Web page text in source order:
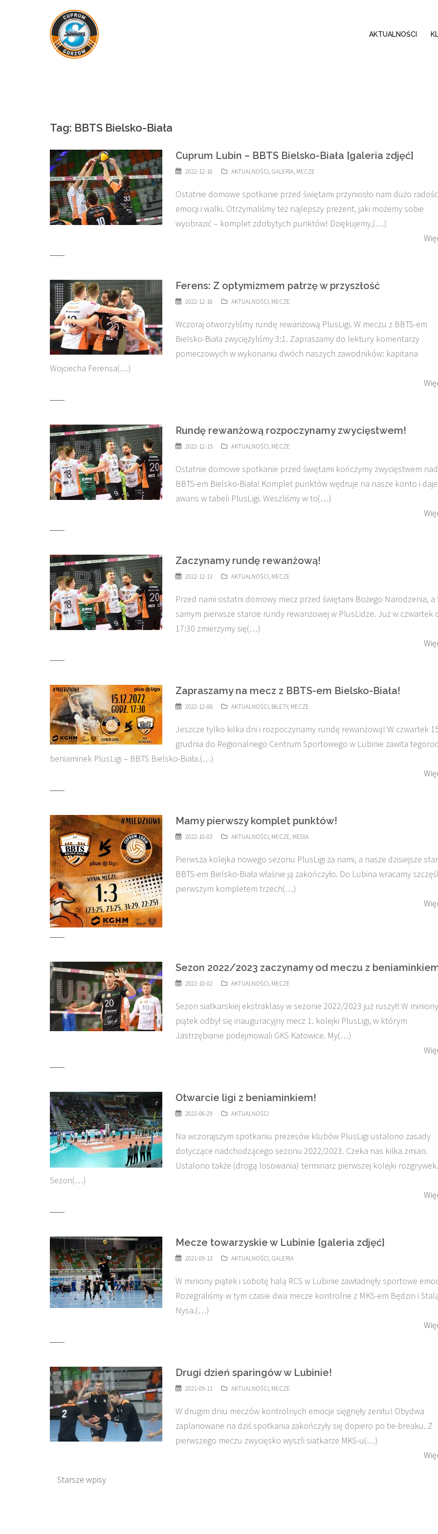
AKTUALNOŚCI
Tag: BBTS Bielsko-Biała
Cuprum Lubin – BBTS Bielsko-Biała [galeria zdjęć]
2022-12-16 AKTUALNOŚCI, GALERIA, MECZE
Ostatnie domowe spotkanie przed świętami przyniosło nam dużo
emocji i walki. Otrzymaliśmy też najlepszy prezent, jaki możemy sobie
wyobrazić – komplet zdobytych punktów! Dziękujemy,(…)
Ferens: Z optymizmem patrzę w przyszłość
2022-12-16 AKTUALNOŚCI, MECZE
Wczoraj otworzyliśmy rundę rewanżową PlusLigi. W meczu z BBTS-em
Bielsko-Biała zwyciężyliśmy 3:1. Zapraszamy do lektury komentarzy
pomeczowych w wykonaniu dwóch naszych zawodników: kapitana
Wojciecha Ferensa(…)
Rundę rewanżową rozpoczynamy zwycięstwem!
2022-12-15 AKTUALNOŚCI, MECZE
Ostatnie domowe spotkanie przed świętami kończymy zwycięstwem nad
BBTS-em Bielsko-Biała! Komplet punktów wędruje na nasze konto i daje
awans w tabeli PlusLigi. Weszliśmy w to(…)
Zaczynamy rundę rewanżową!
2022-12-13 AKTUALNOŚCI, MECZE
Przed nami ostatni domowy mecz przed świętami Bożego Narodzenia, a
samym pierwsze starcie rundy rewanżowej w PlusLidze. Już w czwartek
17:30 zmierzymy się(…)
Zapraszamy na mecz z BBTS-em Bielsko-Biała!
2022-12-08 AKTUALNOŚCI, BILETY, MECZE
Jeszcze tylko kilka dni i rozpoczynamy rundę rewanżową! W czwartek
grudnia do Regionalnego Centrum Sportowego w Lubinie zawita
beniaminek PlusLigi – BBTS Bielsko-Biała.(…)
Mamy pierwszy komplet punktów!
2022-10-03 AKTUALNOŚCI, MECZE, MEDIA
Pierwsza kolejka nowego sezonu PlusLigi za nami, a nasze dzisiejsze
BBTS-em Bielsko-Biała właśnie ją zakończyło. Do Lubina wracamy
pierwszym kompletem trzech(…)
Sezon 2022/2023 zaczynamy od meczu z
2022-10-02 AKTUALNOŚCI, MECZE
Sezon siatkarskiej ekstraklasy w sezonie 2022/2023 już ruszył! W miniony
piątek odbył się inauguracyjny mecz 1. kolejki PlusLigi, w którym
Jastrzębianie podejmowali GKS Katowice. My(…)
Otwarcie ligi z beniaminkiem!
2022-06-29 AKTUALNOŚCI
Na wczorajszym spotkaniu prezesów klubów PlusLigi ustalono zasady
dotyczące nadchodzącego sezonu 2022/2023. Czeka nas kilka zmian.
Ustalono także (drogą losowania) terminarz pierwszej kolejki rozgrywek.
Sezon(…)
Mecze towarzyskie w Lubinie [galeria zdjęć]
2021-09-13 AKTUALNOŚCI, GALERIA
W miniony piątek i sobotę halą RCS w Lubinie zawładnęły sportowe
Rozegraliśmy w tym czasie dwa mecze kontrolne z MKS-em Będzin i
Nysa.(…)
Drugi dzień sparingów w Lubinie!
2021-09-11 AKTUALNOŚCI, MECZE
W drugim dniu meczów kontrolnych emocje sięgnęły zenitu! Obydwa
zaplanowane na dziś spotkania zakończyły się dopiero po tie-breaku. Z
pierwszego meczu zwycięsko wyszli siatkarze MKS-u(…)
Nawigacja
Starsze wpisy